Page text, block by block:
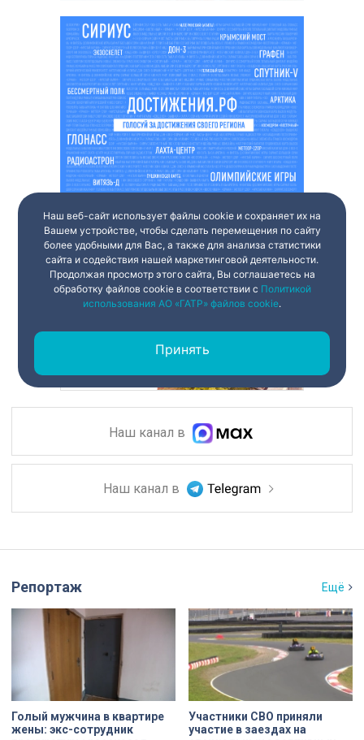
Наш канал в
Наш канал в
Репортаж Ещё
Голый мужчина в квартире
жены: экс-сотрудник
Участники СВО приняли
участие в заездах на
Наш веб-сайт использует файлы cookie и сохраняет их на
Вашем устройстве, чтобы сделать перемещения по сайту
более удобными для Вас, а также для анализа статистики
сайта и содействия нашей маркетинговой деятельности.
Продолжая просмотр этого сайта, Вы соглашаетесь на
обработку файлов cookie в соответствии с Политикой
использования АО «ГАТР» файлов cookie.
Принять